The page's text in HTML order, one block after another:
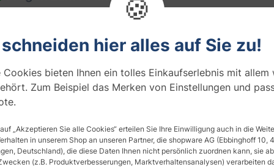
Eleganz für Ihr
und nicht-poröse Oberfläche (Glas, Metall, Kunststoff,
machen aus unseren Möbelfolien ein essentielles
Krankenhäuser und vieles mehr. Darüber hinaus
und viele ebenso als schwer entflammbar
unbegrenz Kreativität bei geringen Kosten erlaubt.
🍪
hier alles auf Sie zu!
Cookies bieten Ihnen ein tolles Einkaufserlebnis mit allem
Zum Beispiel das Merken von Einstellungen und
„Akzeptieren Sie alle Cookies“ erteilen Sie Ihre Einwilligung auch in die
in unserem Shop an unseren Partner, die shopware AG (Ebbinghoff 10,
Deutschland), die diese Daten Ihnen nicht persönlich zuordnen kann, sie
(z.B. Produktverbesserungen, Marktverhaltensanalysen) verarbeiten